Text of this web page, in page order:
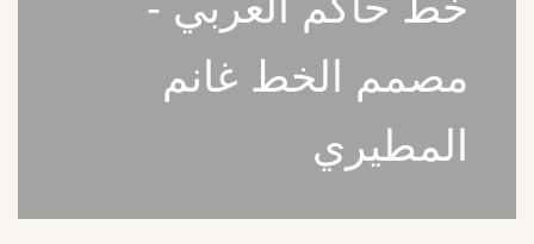
مصمم الخط غانم
المطيري